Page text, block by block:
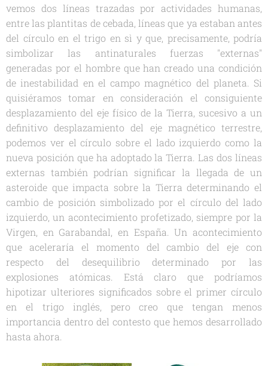
vemos dos líneas trazadas por actividades humanas,
entre las plantitas de cebada, líneas que ya estaban antes
del círculo en el trigo en sì y que, precisamente, podría
simbolizar las antinaturales fuerzas "externas"
generadas por el hombre que han creado una condición
de inestabilidad en el campo magnético del planeta. Si
quisiéramos tomar en consideración el consiguiente
desplazamiento del eje físico de la Tierra, sucesivo a un
definitivo desplazamiento del eje magnético terrestre,
podemos ver el círculo sobre el lado izquierdo como la
nueva posición que ha adoptado la Tierra. Las dos líneas
externas también podrían significar la llegada de un
asteroide que impacta sobre la Tierra determinando el
cambio de posición simbolizado por el círculo del lado
izquierdo, un acontecimiento profetizado, siempre por la
Virgen, en Garabandal, en España. Un acontecimiento
que aceleraría el momento del cambio del eje con
respecto del desequilibrio determinado por las
explosiones atómicas. Está claro que podríamos
hipotizar ulteriores significados sobre el primer círculo
en el trigo inglés, pero creo que tengan menos
importancia dentro del contesto que hemos desarrollado
hasta ahora.